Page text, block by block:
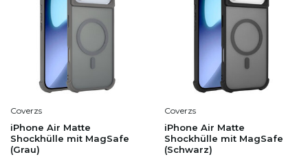
Coverzs
iPhone Air Matte
Shockhülle mit MagSafe
(Grau)
Coverzs
iPhone Air Matte
Shockhülle mit MagSafe
(Schwarz)